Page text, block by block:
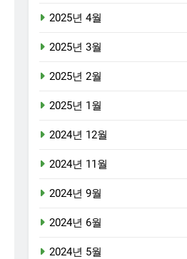
2025년 4월
2025년 3월
2025년 2월
2025년 1월
2024년 12월
2024년 11월
2024년 9월
2024년 6월
2024년 5월